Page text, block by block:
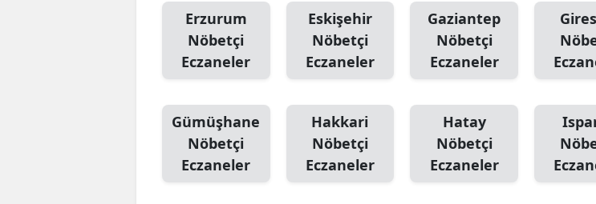
Erzurum
Nöbetçi
Eczaneler
Eskişehir
Nöbetçi
Eczaneler
Gaziantep
Nöbetçi
Eczaneler
Gümüşhane
Nöbetçi
Eczaneler
Hakkari
Nöbetçi
Eczaneler
Hatay
Nöbetçi
Eczaneler